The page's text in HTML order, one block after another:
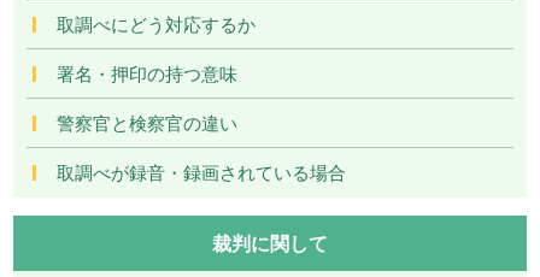
取調べにどう対応するか
署名・押印の持つ意味
警察官と検察官の違い
取調べが録音・録画されている場合
裁判に関して